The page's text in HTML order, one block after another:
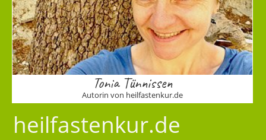
Tonia Tünnissen
Autorin von heilfastenkur.de
heilfastenkur.de